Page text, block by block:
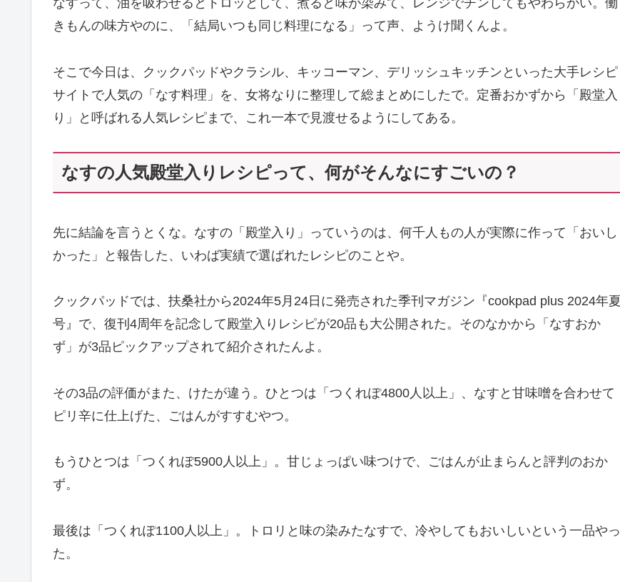
なすって、油を吸わせるとトロッとして、煮ると味が染みて、レンジでチンしてもやわらかい。働
きもんの味方やのに、「結局いつも同じ料理になる」って声、ようけ聞くんよ。
そこで今日は、クックパッドやクラシル、キッコーマン、デリッシュキッチンといった大手レシピ
サイトで人気の「なす料理」を、女将なりに整理して総まとめにしたで。定番おかずから「殿堂入
り」と呼ばれる人気レシピまで、これ一本で見渡せるようにしてある。
なすの人気殿堂入りレシピって、何がそんなにすごいの？
先に結論を言うとくな。なすの「殿堂入り」っていうのは、何千人もの人が実際に作って「おいし
かった」と報告した、いわば実績で選ばれたレシピのことや。
クックパッドでは、扶桑社から2024年5月24日に発売された季刊マガジン『cookpad plus 2024年夏
号』で、復刊4周年を記念して殿堂入りレシピが20品も大公開された。そのなかから「なすおか
ず」が3品ピックアップされて紹介されたんよ。
その3品の評価がまた、けたが違う。ひとつは「つくれぽ4800人以上」、なすと甘味噌を合わせて
ピリ辛に仕上げた、ごはんがすすむやつ。
もうひとつは「つくれぽ5900人以上」。甘じょっぱい味つけで、ごはんが止まらんと評判のおか
ず。
最後は「つくれぽ1100人以上」。トロリと味の染みたなすで、冷やしてもおいしいという一品やっ
た。